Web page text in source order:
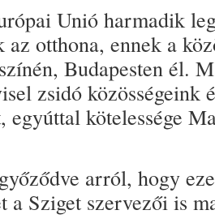
Unió harmadik
az otthona, ennek a
Budapesten él.
zsidó közösségeink
egyúttal kötelessége
arról, hogy
a Sziget szervezői is